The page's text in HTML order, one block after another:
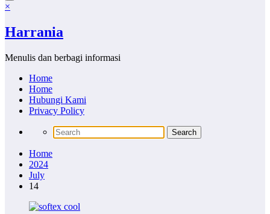
×
Harrania
Menulis dan berbagi informasi
Home
Home
Hubungi Kami
Privacy Policy
Home
2024
July
14